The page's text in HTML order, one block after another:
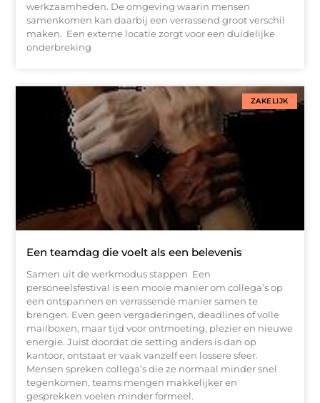
werkzaamheden. De omgeving waarin mensen
samenkomen kan daarbij een verrassend groot verschil
maken. Een externe locatie zorgt voor een duidelijke
onderbreking
ZAKELIJK
Een teamdag die voelt als een belevenis
Samen uit de werkmodus stappen Een
personeelsfestival is een mooie manier om collega’s op
een ontspannen en verrassende manier samen te
brengen. Even geen vergaderingen, deadlines of volle
mailboxen, maar tijd voor ontmoeting, plezier en nieuwe
energie. Juist doordat de setting anders is dan op
kantoor, ontstaat er vaak vanzelf een lossere sfeer.
Mensen spreken collega’s die ze normaal minder snel
tegenkomen, teams mengen makkelijker en
gesprekken voelen minder formeel.